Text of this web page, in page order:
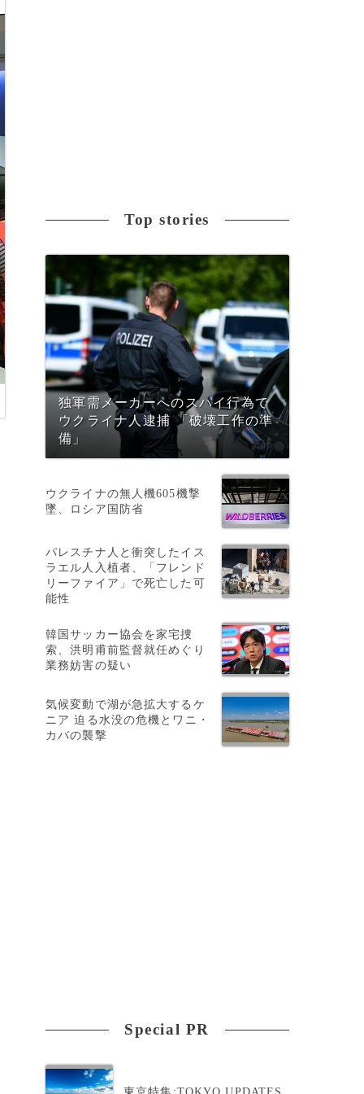
Top stories
独軍需メーカーへのスパイ行為で
ウクライナ人逮捕 「破壊工作の準
備」
ウクライナの無人機605機撃
墜、ロシア国防省
パレスチナ人と衝突したイス
ラエル人入植者、「フレンド
リーファイア」で死亡した可
能性
韓国サッカー協会を家宅捜
索、洪明甫前監督就任めぐり
業務妨害の疑い
気候変動で湖が急拡大するケ
ニア 迫る水没の危機とワニ・
カバの襲撃
Special PR
東京特集:TOKYO UPDATES